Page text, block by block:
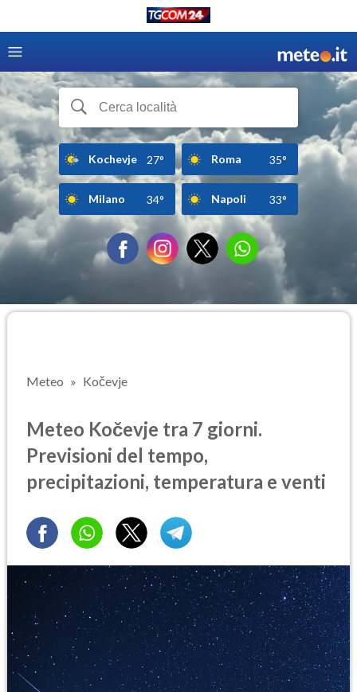
Kochevje 27° Roma 35°
Milano 34° Napoli 33°
Meteo Kočevje
Meteo Kočevje tra 7 giorni.
Previsioni del tempo,
precipitazioni, temperatura e venti